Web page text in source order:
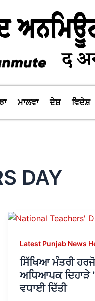
ਮਾਲਵਾ ਦੇਸ਼ ਵਿਦੇਸ਼
DAY
Latest Punjab News
ਸਿੱਖਿਆ ਮੰਤਰੀ
ਅਧਿਆਪਕ ਦਿਹਾੜੇ
ਵਧਾਈ ਦਿੱਤੀ